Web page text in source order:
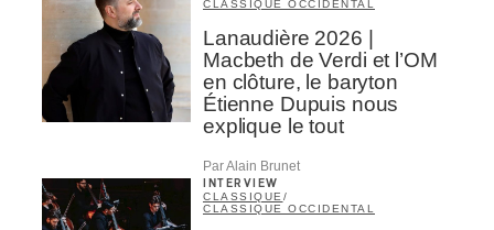
CLASSIQUE OCCIDENTAL
Lanaudière 2026 |
Macbeth de Verdi et l’OM
en clôture, le baryton
Étienne Dupuis nous
explique le tout
Par Alain Brunet
INTERVIEW
CLASSIQUE/
CLASSIQUE OCCIDENTAL